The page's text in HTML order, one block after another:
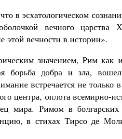
в эсхатологическом
вечного царства
этой вечности в истории».
значением, Рим как
борьба добра и зла,
встречается не
центра, оплота всемирно-
мира. Римом в
в стихах Тирсо де